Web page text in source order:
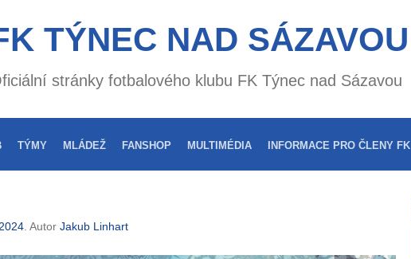
TÝNEC NAD SÁZAVOU
stránky fotbalového klubu FK Týnec nad Sázavou
TÝMY MLÁDEŽ FANSHOP MULTIMÉDIA INFORMACE PRO ČLENY FK
. Autor Jakub Linhart